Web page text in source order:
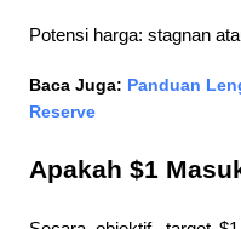
Potensi harga: stagnan
Baca Juga: Panduan
Reserve
Apakah $1